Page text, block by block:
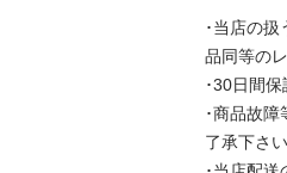
･当店の
品同等の
･30日間
･商品故
了承下さい